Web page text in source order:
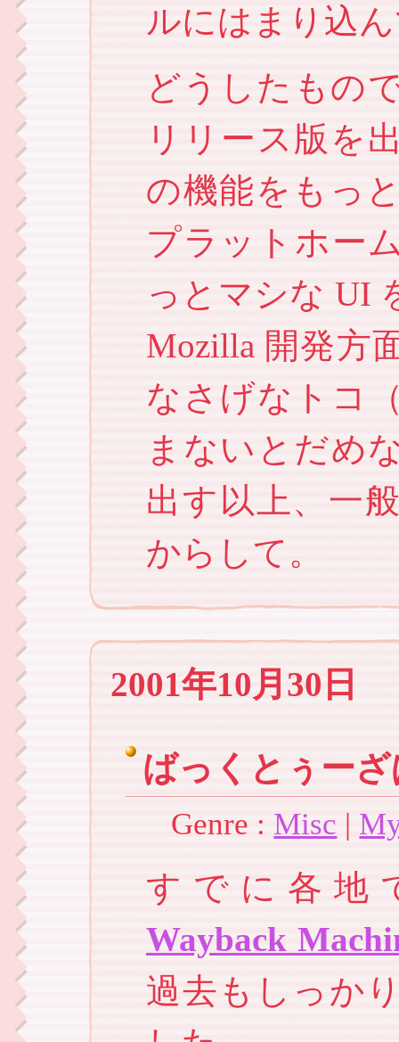
ルにはまり込
どうしたもの
リリース版を
の機能をもっ
プラットホー
っとマシな UI
Mozilla 開発方
なさげなトコ
まないとだめ
出す以上、一
からして。
2001年10月30日
ばっくとぅー
Genre : Misc |
すでに各
Wayback
過去もしっか